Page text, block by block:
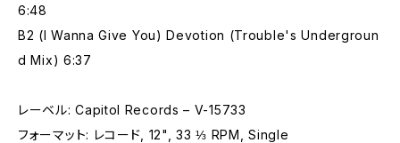
6:48
B2 (I Wanna Give You) Devotion (Trouble's Undergroun
d Mix) 6:37
レーベル: Capitol Records – V-15733
フォーマット: レコード, 12", 33 ⅓ RPM, Single